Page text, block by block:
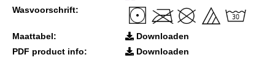
Wasvoorschrift:
Maattabel:
Downloaden
PDF product info:
Downloaden